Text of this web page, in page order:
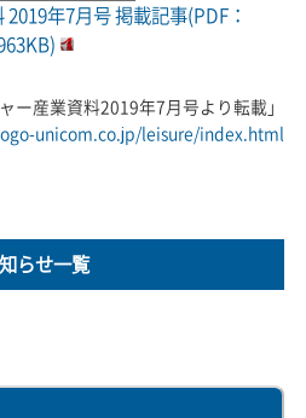
年7月号 掲載記事(PDF：
ー産業資料2019年7月号より転載」
unicom.co.jp/leisure/index.html
らせ一覧